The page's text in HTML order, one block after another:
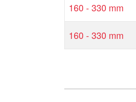
160 - 330 mm
160 - 330 mm